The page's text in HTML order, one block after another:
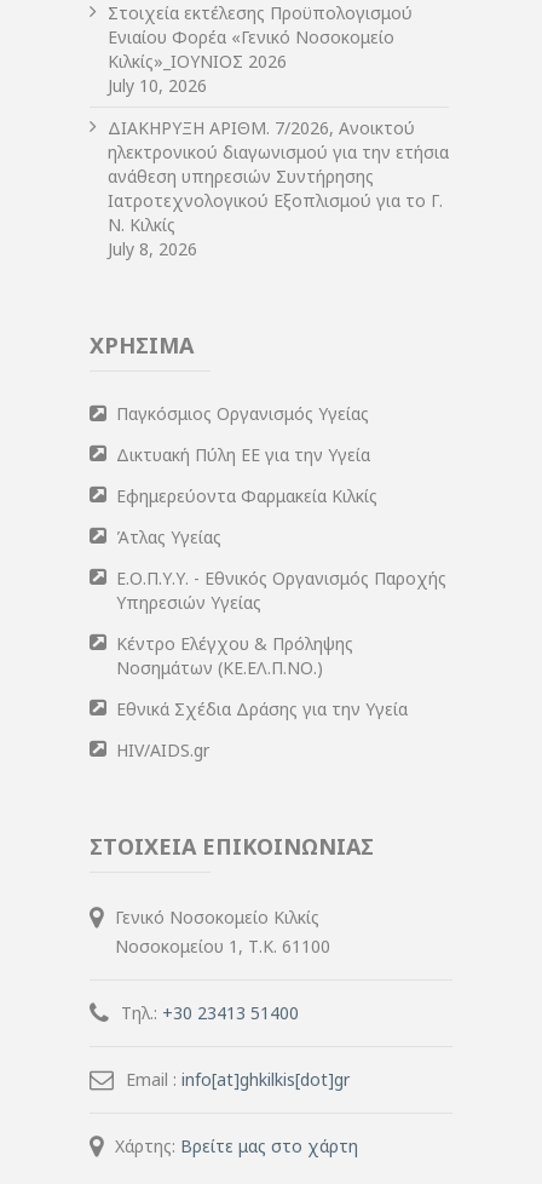
Στοιχεία εκτέλεσης Προϋπολογισμού
Ενιαίου Φορέα «Γενικό Νοσοκομείο
Κιλκίς»_ΙΟΥΝΙΟΣ 2026
July 10, 2026
ΔIΑΚΗΡΥΞΗ ΑΡIΘΜ. 7/2026, Ανοικτού
ηλεκτρονικού διαγωνισμού για την ετήσια
ανάθεση υπηρεσιών Συντήρησης
Ιατροτεχνολογικού Εξοπλισμού για το Γ.
Ν. Κιλκίς
July 8, 2026
ΧΡΗΣΙΜΑ
Παγκόσμιος Οργανισμός Υγείας
Δικτυακή Πύλη ΕΕ για την Υγεία
Εφημερεύοντα Φαρμακεία Κιλκίς
Άτλας Υγείας
Ε.Ο.Π.Υ.Υ. - Εθνικός Οργανισμός Παροχής
Υπηρεσιών Υγείας
Κέντρο Ελέγχου & Πρόληψης
Νοσημάτων (ΚΕ.ΕΛ.Π.ΝΟ.)
Εθνικά Σχέδια Δράσης για την Υγεία
HIV/AIDS.gr
ΣΤΟΙΧΕΙΑ ΕΠΙΚΟΙΝΩΝΙΑΣ
Γενικό Νοσοκομείο Κιλκίς
Νοσοκομείου 1, Τ.Κ. 61100
Τηλ.: +30 23413 51400
Email : info[at]ghkilkis[dot]gr
Χάρτης: Βρείτε μας στο χάρτη